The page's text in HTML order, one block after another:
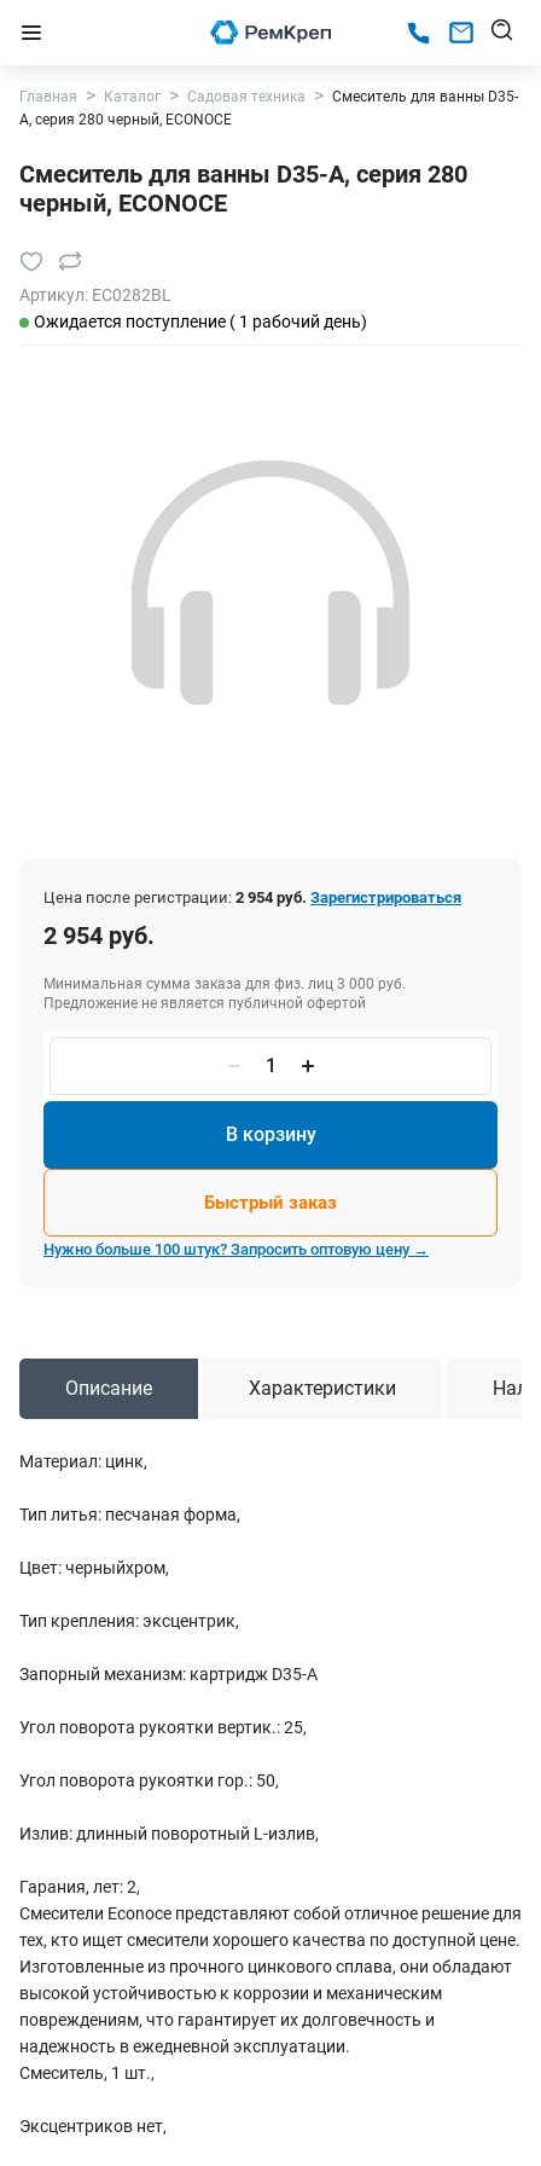
Главная Каталог Садовая техника
Смеситель для ванны D35-
A, серия 280 черный, ECONOCE
Смеситель для ванны D35-A, серия 280
черный, ECONOCE
Артикул: EC0282BL
Ожидается поступление ( 1 рабочий день)
Цена после регистрации: 2 954 руб. Зарегистрироваться
2 954 руб.
Минимальная сумма заказа для физ. лиц 3 000 руб.
Предложение не является публичной офертой
В корзину
Быстрый заказ
Нужно больше 100 штук? Запросить оптовую цену →
Описание Характеристики
Материал: цинк,
Тип литья: песчаная форма,
Цвет: черныйхром,
Тип крепления: эксцентрик,
Запорный механизм: картридж D35-A
Угол поворота рукоятки вертик.: 25,
Угол поворота рукоятки гор.: 50,
Излив: длинный поворотный L-излив,
Гарания, лет: 2,
Смесители Econoce представляют собой отличное решение для
тех, кто ищет смесители хорошего качества по доступной цене.
Изготовленные из прочного цинкового сплава, они обладают
высокой устойчивостью к коррозии и механическим
повреждениям, что гарантирует их долговечность и
надежность в ежедневной эксплуатации.
Смеситель, 1 шт.,
Эксцентриков нет,